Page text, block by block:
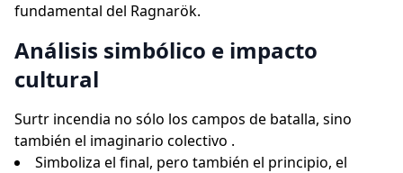
fundamental del Ragnarök.
Análisis simbólico e impacto
cultural
Surtr incendia no sólo los campos de batalla, sino
también el imaginario colectivo .
Simboliza el final, pero también el principio, el